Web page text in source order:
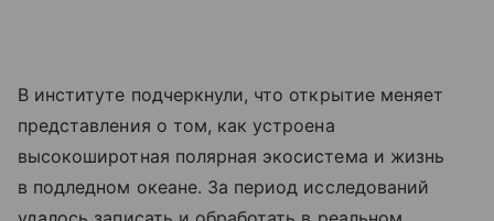
В институте подчеркнули, что открытие меняет
представления о том, как устроена
высокоширотная полярная экосистема и жизнь
в подледном океане. За период исследований